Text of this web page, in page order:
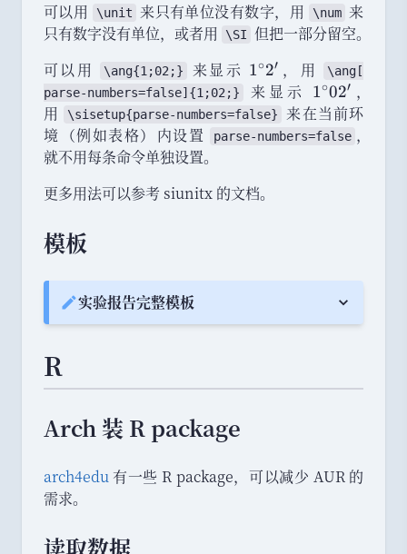
1
9
\,
8
1
0
\
p
m
1
1
4
)
\
ti
m
1
0
3
可以用 \unit 来只有单位没有数字， 用 \num 来
只有数字没有单位， 或者用 \SI 但把一部分留空。
可以用
\ang{1 ;02 ;} 来显示 1
^
\
c
c
1∘2′ ， 用 \ang [
parse-numbers=false]{1 ;02 ;} 来显示 1
^
\
1∘02′ ，
用
\sisetup{parse-numbers=false}
来在当前环
境 （例如表格） 内设置 parse-numbers=false ，
就不用每条命令单独设置。
更多用法可以参考 siunitx 的文档。
模板
Note:实验报告完整模板
R
Arch 装 R package
arch4edu 有一些 R package， 可以减少 AUR 的
需求。
读取数据